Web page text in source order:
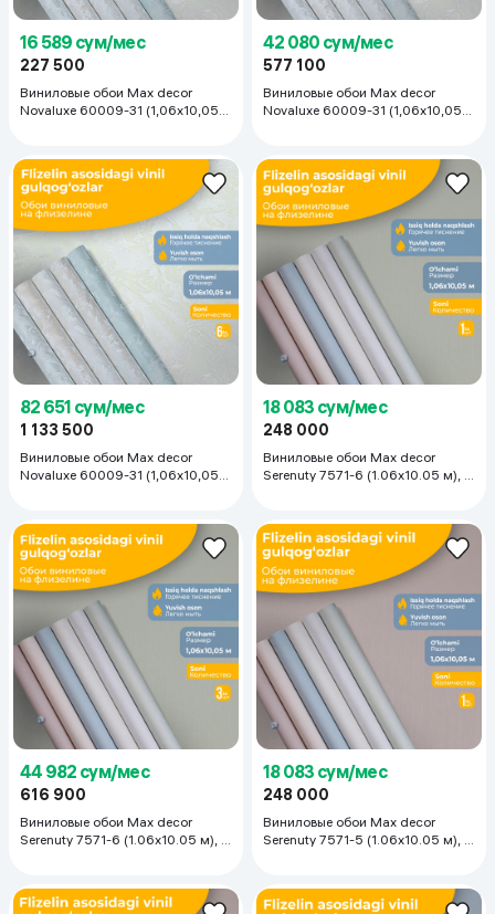
16 589 сум/мес
227 500
Виниловые обои Max decor
Novaluxe 60009-31 (1,06х10,05
42 080 сум/мес
577 100
Виниловые обои Max decor
Novaluxe 60009-31 (1,06х10,05
82 651 сум/мес
1 133 500
Виниловые обои Max decor
Novaluxe 60009-31 (1,06х10,05
18 083 сум/мес
248 000
Виниловые обои Max decor
Serenuty 7571-6 (1.06х10.05 м), 1
44 982 сум/мес
616 900
Виниловые обои Max decor
Serenuty 7571-6 (1.06х10.05 м), 3
18 083 сум/мес
248 000
Виниловые обои Max decor
Serenuty 7571-5 (1.06х10.05 м), 1